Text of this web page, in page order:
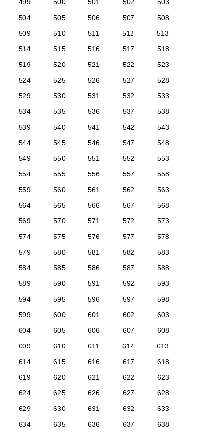
499 500 501 502
503
504
505 506 507
508
509
510 511 512
513
514
515 516 517
518
519
520 521 522
523
524
525 526 527
528
529
530 531 532
533
534
535 536 537
538
539
540 541 542
543
544
545 546 547
548
549
550 551 552
553
554
555 556 557
558
559
560 561 562
563
564
565 566 567
568
569
570 571 572
573
574
575 576 577
578
579
580 581 582
583
584
585 586 587
588
589
590 591 592
593
594
595 596 597
598
599
600 601 602
603
604
605 606 607
608
609
610 611 612
613
614
615 616 617
618
619
620 621 622
623
624
625 626 627
628
629
630 631 632
633
634
635 636 637
638